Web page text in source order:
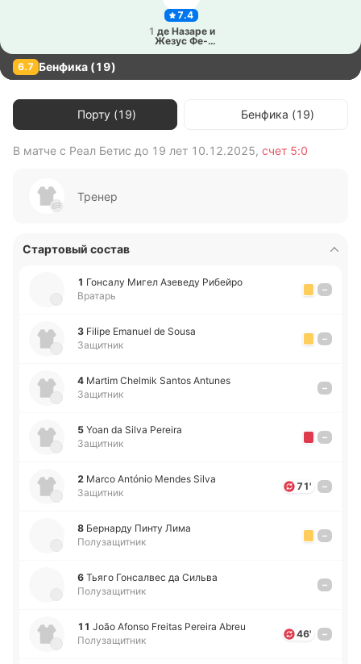
7.4
1 де Назаре и
Жезус Фе­
ррей­ра
6.7 Бенфика (19)
Порту (19) Бенфика (19)
В матче с Реал Бетис до 19 лет 10.12.2025, счет 5:0
Тренер
Стартовый состав
1 Го­нса­лу Мигел Азе­ве­ду Ри­бей­ро
Вратарь
–
3 Filipe Emanuel de Sousa
Защитник
–
4 Martim Chelmik Santos Antunes
Защитник
–
5 Yoan da Silva Pereira
Защитник
–
2 Marco António Mendes Silva
Защитник
71' –
8 Бе­рна­рду Пинту Лима
Полузащитник
–
6 Тьяго Го­нса­лвес да Сильва
Полузащитник
–
11 João Afonso Freitas Pereira Abreu
Полузащитник
46' –